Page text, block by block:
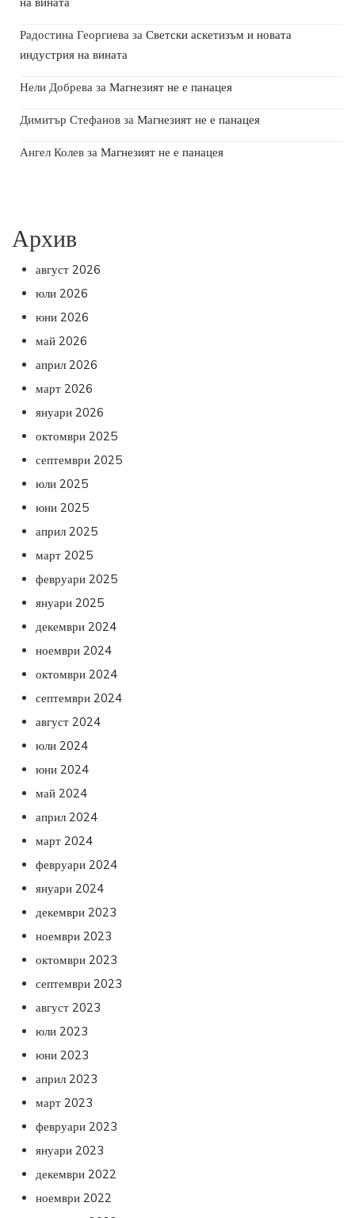
Радостина Георгиева за Светски аскетизъм и новата
индустрия на вината
Нели Добрева за Магнезият не е панацея
Димитър Стефанов за Магнезият не е панацея
Ангел Колев за Магнезият не е панацея
Архив
август 2026
юли 2026
юни 2026
май 2026
април 2026
март 2026
януари 2026
октомври 2025
септември 2025
юли 2025
юни 2025
април 2025
март 2025
февруари 2025
януари 2025
декември 2024
ноември 2024
октомври 2024
септември 2024
август 2024
юли 2024
юни 2024
май 2024
април 2024
март 2024
февруари 2024
януари 2024
декември 2023
ноември 2023
октомври 2023
септември 2023
август 2023
юли 2023
юни 2023
април 2023
март 2023
февруари 2023
януари 2023
декември 2022
ноември 2022